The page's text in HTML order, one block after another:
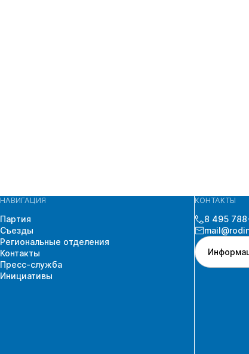
НАВИГАЦИЯ
Партия
Съезды
Региональные отделения
Контакты
Пресс-служба
Инициативы
КОНТАКТЫ
8 495